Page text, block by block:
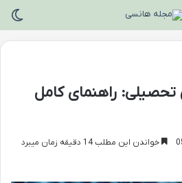
راهنمای کامل
خواندن این مطلب 14 دقیقه زمان میبرد